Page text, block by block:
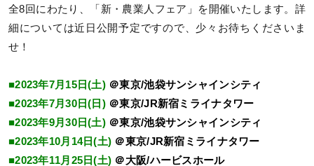
全8回にわたり、「新・農業人フェア」を開催いたします。詳
細については近日公開予定ですので、少々お待ちくださいま
せ！
■2023年7月15日(土) ＠東京/池袋サンシャインシティ
■2023年7月30日(日) ＠東京/JR新宿ミライナタワー
■2023年9月30日(土) ＠東京/池袋サンシャインシティ
■2023年10月14日(土) ＠東京/JR新宿ミライナタワー
■2023年11月25日(土) ＠大阪/ハービスホール